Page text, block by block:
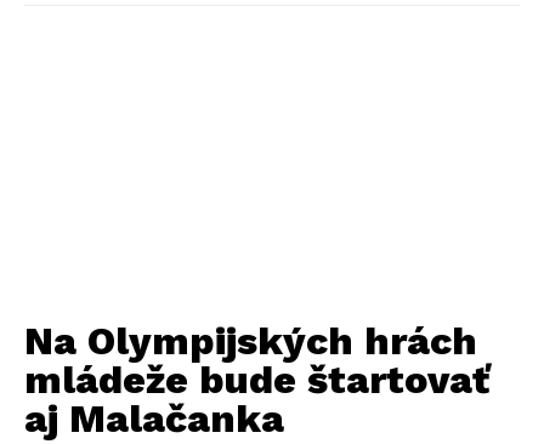
Na Olympijských hrách
mládeže bude štartovať
aj Malačanka